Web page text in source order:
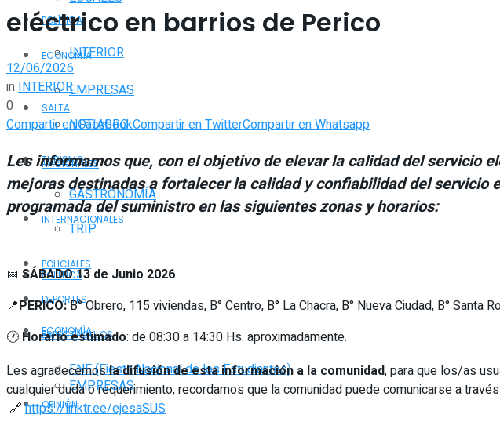
POLÍTICA
ECONOMÍA
EMPRESAS
NOTIAGRO
TURISMO
GASTRONOMÍA
TRIP
POLICIALES
DEPORTES
ESPECTÁCULOS
FNE (Fiesta Nacional de los Estudiantes)
OPINIÓN
INTERIOR
SALTA
NACIONALES
INTERNACIONALES
POLÍTICA
ECONOMÍA
EMPRESAS
eléctrico en barrios de Perico
12/06/2026
inINTERIOR
0
Compartir en FacebookCompartir en TwitterCompartir en Whatsapp
Les informamos que, con el objetivo de elevar la calidad del servicio
mejorasdestinadas a fortalecer la calidad y confiabilidad del servicio
programada del suministro en las siguientes zonas y horarios:
📅 SÁBADO 13 de Junio 2026
📍PERICO:B° Obrero, 115 viviendas, B° Centro, B° La Chacra, B° Nueva Ciudad, B° Santa
🕐 Horario estimado: de 08:30 a 14:30 Hs. aproximadamente.
Les agradecemosla difusión de esta información a la comunidad, para que los/as
cualquier duda o requerimiento, recordamos que la comunidad puede comunicarse a
🔗https://linktr.ee/ejesaSUS